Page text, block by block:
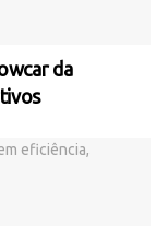
da